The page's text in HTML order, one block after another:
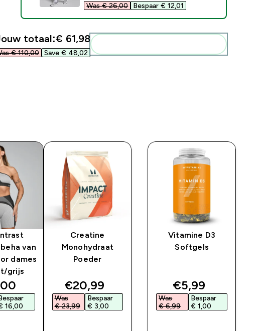
Was € 26,00‎ Bespaar € 12,01‎
totaal:€ 61,98‎
€ 110,00‎ Save € 48,02‎
van
dames
grijs
price
16,00‎
Creatine
Monohydraat
Poeder
discounted price
€20,99‎
Was
€ 23,99‎
Bespaar
€ 3,00‎
Vitamine D3
Softgels
discounted price
€5,99‎
Was
€ 6,99‎
Bespaar
€ 1,00‎